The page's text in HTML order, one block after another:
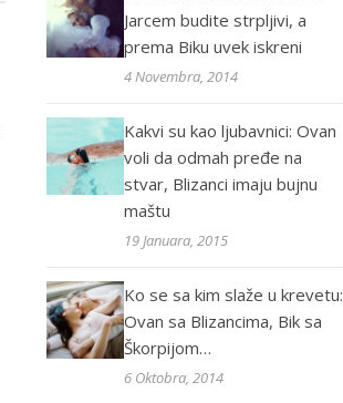
Jarcem budite strpljivi, a
prema Biku uvek iskreni
4 Novembra, 2014
Kakvi su kao ljubavnici: Ovan
voli da odmah pređe na
stvar, Blizanci imaju bujnu
maštu
19 Januara, 2015
Ko se sa kim slaže u krevetu:
Ovan sa Blizancima, Bik sa
Škorpijom…
6 Oktobra, 2014